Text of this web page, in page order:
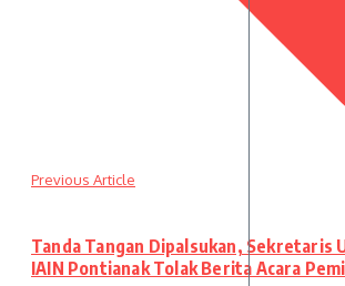
Previous Article
Tanda Tangan Dipalsukan, Sekretaris
IAIN Pontianak Tolak Berita Acara